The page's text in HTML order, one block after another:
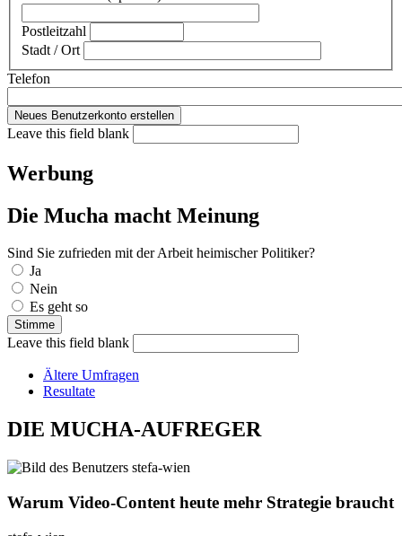
Postleitzahl
Stadt / Ort
Telefon
Leave this field blank
Werbung
Die Mucha macht Meinung
Sind Sie zufrieden mit der Arbeit heimischer Politiker?
Auswahlmöglichkeiten
Ja
Nein
Es geht so
Leave this field blank
Ältere Umfragen
Resultate
DIE MUCHA-AUFREGER
Warum Video-Content heute mehr Strategie braucht